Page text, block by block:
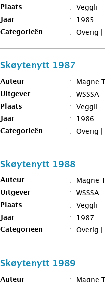
Plaats Veggli
Jaar 1985
Categorieën Overig |
Skøytenytt 1987
Auteur Magne
Uitgever WSSSA
Plaats Veggli
Jaar 1986
Categorieën Overig |
Skøytenytt 1988
Auteur Magne
Uitgever WSSSA
Plaats Veggli
Jaar 1987
Categorieën Overig |
Skøytenytt 1989
Auteur Magne